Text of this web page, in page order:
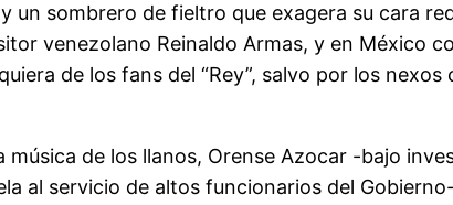
sombrero de fieltro que exagera su cara
venezolano Reinaldo Armas, y en México
de los fans del “Rey”, salvo por los
de los llanos, Orense Azocar -bajo
al servicio de altos funcionarios del